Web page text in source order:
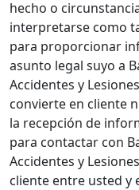
hecho o
interpretarse como
para proporcionar
asunto legal suyo a
Accidentes y
convierte en cliente
la recepción de
para contactar con
Accidentes y
cliente entre usted y